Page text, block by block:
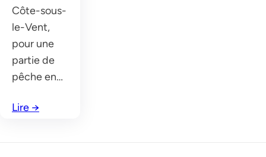
Côte-sous-
le-Vent,
pour une
partie de
pêche en…
Lire →